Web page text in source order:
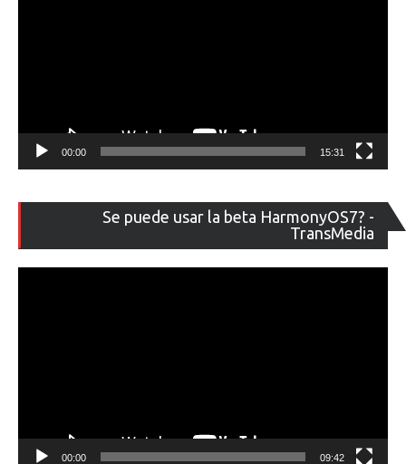
00:00 15:31
Se puede usar la beta HarmonyOS7? -
TransMedia
de
00:00 09:42